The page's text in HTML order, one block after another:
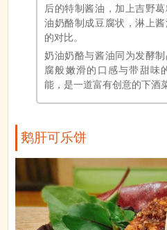
后的特制酱油，加上吉野
油奶酪制成豆腐状，淋上
的对比。
奶油奶酪与酱油同为发酵
腐般嫩滑的口感与带甜味
能，是一道富有创意的下酒
鹅肝可乐饼